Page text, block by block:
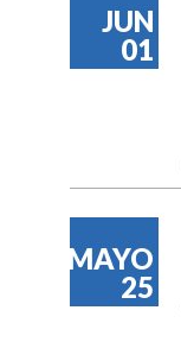
JUN
01
MAYO
25